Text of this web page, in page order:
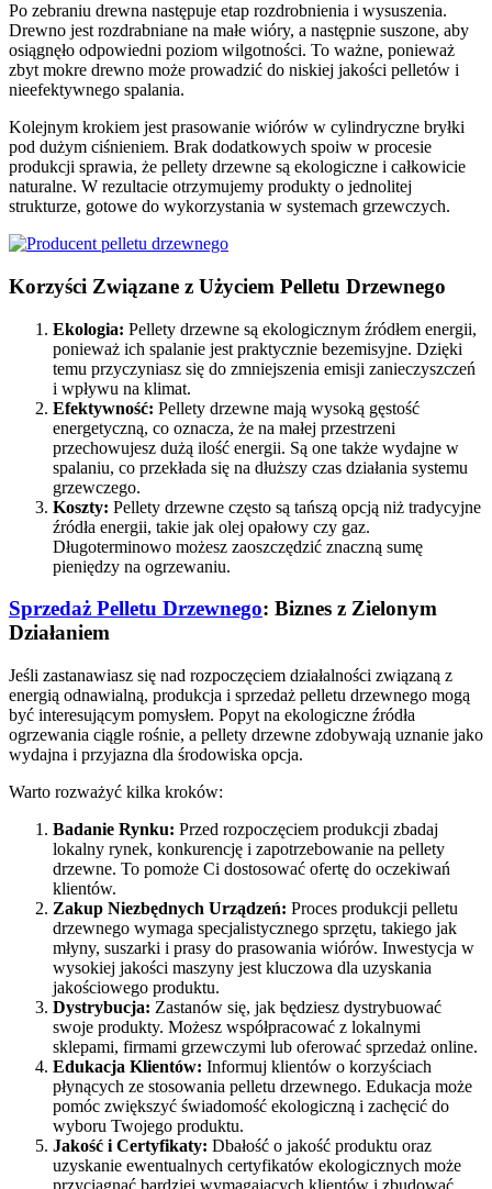
Po zebraniu drewna następuje etap rozdrobnienia i wysuszenia.
Drewno jest rozdrabniane na małe wióry, a następnie suszone, aby
osiągnęło odpowiedni poziom wilgotności. To ważne, ponieważ
zbyt mokre drewno może prowadzić do niskiej jakości pelletów i
nieefektywnego spalania.
Kolejnym krokiem jest prasowanie wiórów w cylindryczne bryłki
pod dużym ciśnieniem. Brak dodatkowych spoiw w procesie
produkcji sprawia, że pellety drzewne są ekologiczne i całkowicie
naturalne. W rezultacie otrzymujemy produkty o jednolitej
strukturze, gotowe do wykorzystania w systemach grzewczych.
Korzyści Związane z Użyciem Pelletu Drzewnego
Ekologia: Pellety drzewne są ekologicznym źródłem energii,
ponieważ ich spalanie jest praktycznie bezemisyjne. Dzięki
temu przyczyniasz się do zmniejszenia emisji zanieczyszczeń
i wpływu na klimat.
Efektywność: Pellety drzewne mają wysoką gęstość
energetyczną, co oznacza, że na małej przestrzeni
przechowujesz dużą ilość energii. Są one także wydajne w
spalaniu, co przekłada się na dłuższy czas działania systemu
grzewczego.
Koszty: Pellety drzewne często są tańszą opcją niż tradycyjne
źródła energii, takie jak olej opałowy czy gaz.
Długoterminowo możesz zaoszczędzić znaczną sumę
pieniędzy na ogrzewaniu.
Sprzedaż Pelletu Drzewnego: Biznes z Zielonym
Działaniem
Jeśli zastanawiasz się nad rozpoczęciem działalności związaną z
energią odnawialną, produkcja i sprzedaż pelletu drzewnego mogą
być interesującym pomysłem. Popyt na ekologiczne źródła
ogrzewania ciągle rośnie, a pellety drzewne zdobywają uznanie jako
wydajna i przyjazna dla środowiska opcja.
Warto rozważyć kilka kroków:
Badanie Rynku: Przed rozpoczęciem produkcji zbadaj
lokalny rynek, konkurencję i zapotrzebowanie na pellety
drzewne. To pomoże Ci dostosować ofertę do oczekiwań
klientów.
Zakup Niezbędnych Urządzeń: Proces produkcji pelletu
drzewnego wymaga specjalistycznego sprzętu, takiego jak
młyny, suszarki i prasy do prasowania wiórów. Inwestycja w
wysokiej jakości maszyny jest kluczowa dla uzyskania
jakościowego produktu.
Dystrybucja: Zastanów się, jak będziesz dystrybuować
swoje produkty. Możesz współpracować z lokalnymi
sklepami, firmami grzewczymi lub oferować sprzedaż online.
Edukacja Klientów: Informuj klientów o korzyściach
płynących ze stosowania pelletu drzewnego. Edukacja może
pomóc zwiększyć świadomość ekologiczną i zachęcić do
wyboru Twojego produktu.
Jakość i Certyfikaty: Dbałość o jakość produktu oraz
uzyskanie ewentualnych certyfikatów ekologicznych może